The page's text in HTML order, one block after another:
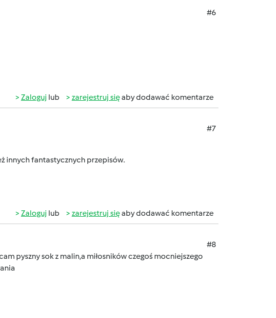
#6
Zaloguj lub zarejestruj sięaby dodawać komentarze
#7
innych fantastycznych przepisów.
Zaloguj lub zarejestruj sięaby dodawać komentarze
#8
pyszny sok z malin,a miłosników czegoś mocniejszego